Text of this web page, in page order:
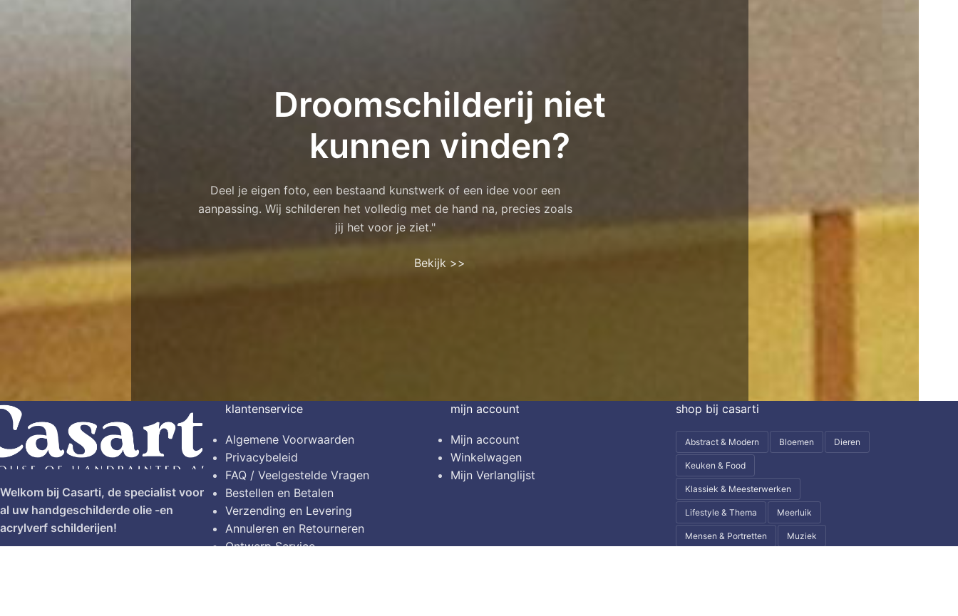
Droomschilderij niet
kunnen vinden?
Deel je eigen foto, een bestaand kunstwerk of een idee voor een
aanpassing. Wij schilderen het volledig met de hand na, precies zoals
jij het voor je ziet."
Bekijk >>
Welkom bij Casarti, de specialist voor
al uw handgeschilderde olie -en
acrylverf schilderijen!
klantenservice
Algemene Voorwaarden
Privacybeleid
FAQ / Veelgestelde Vragen
Bestellen en Betalen
Verzending en Levering
Annuleren en Retourneren
Ontwerp Service
mijn account
Mijn account
Winkelwagen
Mijn Verlanglijst
shop bij casarti
Abstract & Modern Bloemen Dieren
Keuken & Food
Klassiek & Meesterwerken
Lifestyle & Thema Meerluik
Mensen & Portretten Muziek